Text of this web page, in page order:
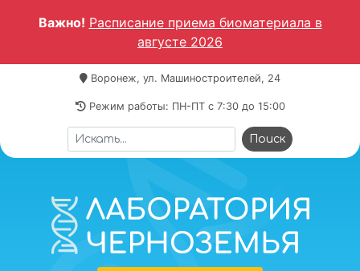
Важно! Расписание приема биоматериала в
августе 2026
Воронеж, ул. Машиностроителей, 24
Режим работы: ПН-ПТ c 7:30 до 15:00